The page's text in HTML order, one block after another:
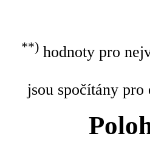
**)hodnoty pro
jsou spočítány